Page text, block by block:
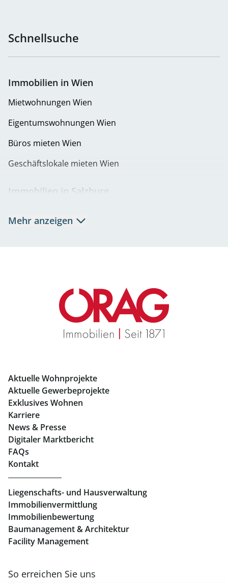
Schnellsuche
Immobilien in Wien
Mietwohnungen Wien
Eigentumswohnungen Wien
Büros mieten Wien
Geschäftslokale mieten Wien
Immobilien in Salzburg
Immobilien in Graz
Mietwohnungen Graz
Eigentumswohnungen Graz
Geschäftslokale mieten Graz
Immobilien in Linz
Eigentumswohnungen Linz
Büros mieten Linz
Geschäftslokale mieten Linz
Mehr anzeigen
Aktuelle Wohnprojekte
Aktuelle Gewerbeprojekte
Exklusives Wohnen
Karriere
News & Presse
Digitaler Marktbericht
FAQs
Kontakt
Liegenschafts- und Hausverwaltung
Immobilienvermittlung
Immobilienbewertung
Baumanagement & Architektur
Facility Management
So erreichen Sie uns